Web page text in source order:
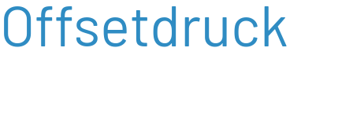
zum
Inhalt
Offsetdruck